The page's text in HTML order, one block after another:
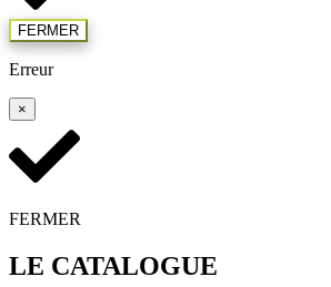
FERMER
Erreur
×
FERMER
LE CATALOGUE